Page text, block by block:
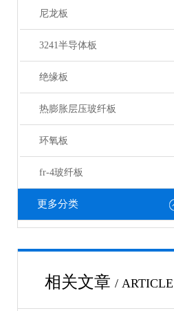
尼龙板
3241半导体板
绝缘板
热膨胀层压玻纤板
环氧板
fr-4玻纤板
更多分类
相关文章 / ARTICLE